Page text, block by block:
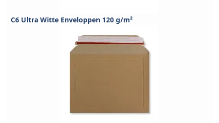
C6 Ultra Witte Enveloppen 120 g/m²